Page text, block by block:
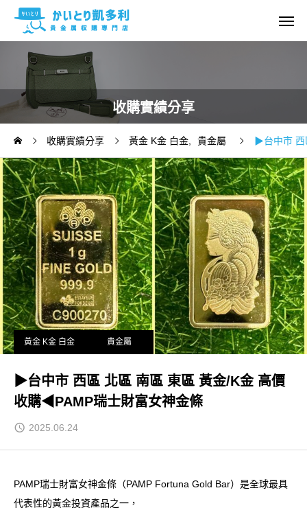
收購實績分享
收購實績分享 黃金 K金 白金 貴金屬 ▶台中市 西
黃金 K金 白金 貴金屬
▶台中市 西區 北區 南區 東區 黃金/K金 高價
收購◀PAMP瑞士財富女神金條
2025.06.24
PAMP瑞士財富女神金條（PAMP Fortuna Gold Bar）是全球最具
代表性的黃金投資產品之一，